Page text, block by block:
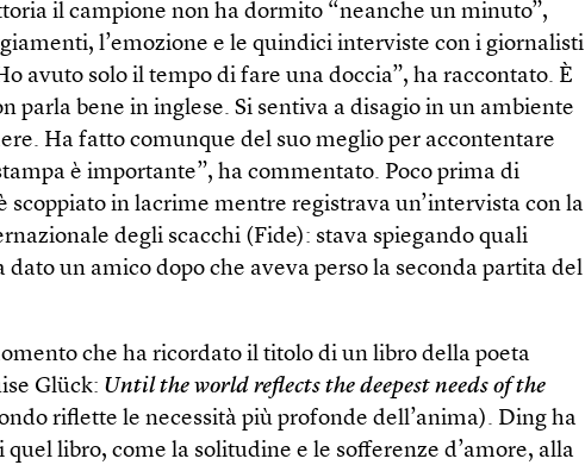
il campione non ha dormito “neanche un minuto”,
l’emozione e le quindici interviste con i giornalisti
avuto solo il tempo di fare una doccia”, ha raccontato. È
parla bene in inglese. Si sentiva a disagio in un ambiente
Ha fatto comunque del suo meglio per accontentare
è importante”, ha commentato. Poco prima di
scoppiato in lacrime mentre registrava un’intervista con la
degli scacchi (Fide): stava spiegando quali
dato un amico dopo che aveva perso la seconda partita del
che ha ricordato il titolo di un libro della poeta
Glück: Until the world reflects the deepest needs of the
riflette le necessità più profonde dell’anima). Ding ha
libro, come la solitudine e le sofferenze d’amore, alla